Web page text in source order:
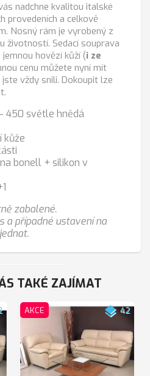
nadchne kvalitou italské
provedeních a celkově
Nosný rám je vyrobený z
životností. Sedací souprava
hovězí kůží (i ze
cenu můžete nyní mít
vždy snili. Dokoupit lze
450 světle hnědá
kůže
bonell + silikon v
zabalené.
a případné ustavení na
TAKÉ ZAJÍMAT
AKCE layers42